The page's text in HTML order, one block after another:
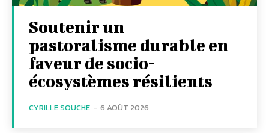
Soutenir un
pastoralisme durable en
faveur de socio-
écosystèmes résilients
CYRILLE SOUCHE - 6 AOÛT 2026